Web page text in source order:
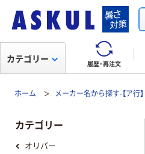
履歴・再注文
カテゴリー
ホーム メーカー名から探す-【ア行】
カテゴリー
オリバー